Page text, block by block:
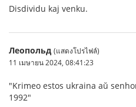
Disdividu kaj venku.
Леопольд (แสดงโปรไฟล์)
11 เมษายน 2024, 08:41:23
"Krimeo estos ukraina aŭ
1992"